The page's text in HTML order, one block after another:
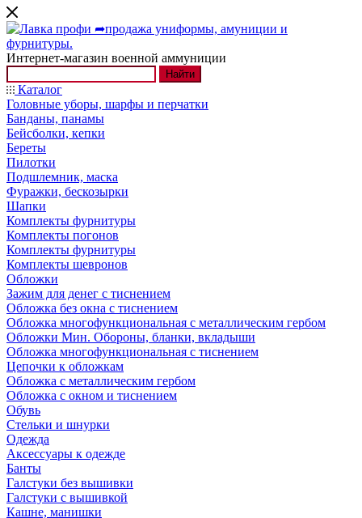
Интернет-магазин военной аммуниции
Найти
Каталог
Головные уборы, шарфы и перчатки
Банданы, панамы
Бейсболки, кепки
Береты
Пилотки
Подшлемник, маска
Фуражки, бескозырки
Шапки
Комплекты фурнитуры
Комплекты погонов
Комплекты фурнитуры
Комплекты шевронов
Обложки
Зажим для денег с тиснением
Обложка без окна с тиснением
Обложка многофункциональная с металлическим гербом
Обложки Мин. Обороны, бланки, вкладыши
Обложка многофункциональная с тиснением
Цепочки к обложкам
Обложка с металлическим гербом
Обложка с окном и тиснением
Обувь
Стельки и шнурки
Одежда
Аксессуары к одежде
Банты
Галстуки без вышивки
Галстуки с вышивкой
Кашне, манишки